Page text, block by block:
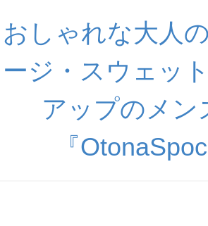
おしゃれな大人
ージ・スウェッ
アップのメン
『